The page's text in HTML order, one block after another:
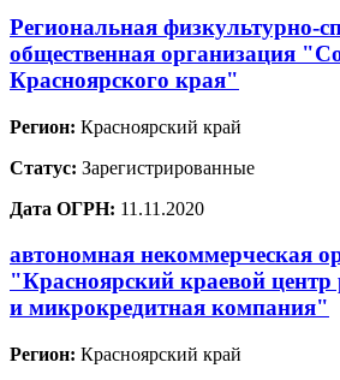
Региональная физкультурно-
общественная организация
Красноярского края"
Регион: Красноярский край
Статус: Зарегистрированные
Дата ОГРН: 11.11.2020
автономная некоммерческая
"Красноярский краевой центр
и микрокредитная компания"
Регион: Красноярский край